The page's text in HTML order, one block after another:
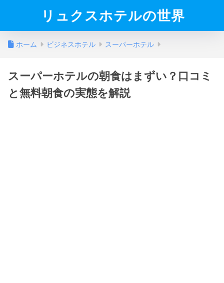
リュクスホテルの世界
ホーム ビジネスホテル スーパーホテル
スーパーホテルの朝食はまずい？口コミ
と無料朝食の実態を解説